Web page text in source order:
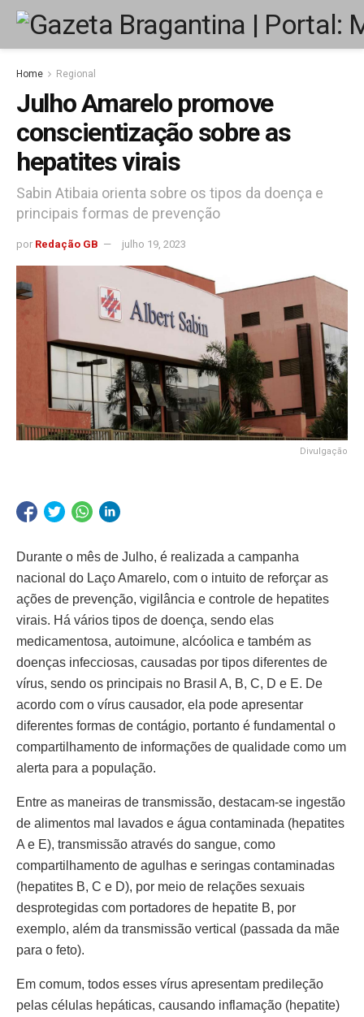
Home Regional
Julho Amarelo promove
conscientização sobre as
hepatites virais
Sabin Atibaia orienta sobre os tipos da doença e
principais formas de prevenção
por Redação GB julho 19, 2023
Divulgação
Durante o mês de Julho, é realizada a campanha
nacional do Laço Amarelo, com o intuito de reforçar as
ações de prevenção, vigilância e controle de hepatites
virais. Há vários tipos de doença, sendo elas
medicamentosa, autoimune, alcóolica e também as
doenças infecciosas, causadas por tipos diferentes de
vírus, sendo os principais no Brasil A, B, C, D e E. De
acordo com o vírus causador, ela pode apresentar
diferentes formas de contágio, portanto é fundamental o
compartilhamento de informações de qualidade como um
alerta para a população.
Entre as maneiras de transmissão, destacam-se ingestão
de alimentos mal lavados e água contaminada (hepatites
A e E), transmissão através do sangue, como
compartilhamento de agulhas e seringas contaminadas
(hepatites B, C e D), por meio de relações sexuais
desprotegidas com portadores de hepatite B, por
exemplo, além da transmissão vertical (passada da mãe
para o feto).
Em comum, todos esses vírus apresentam predileção
pelas células hepáticas, causando inflamação (hepatite)